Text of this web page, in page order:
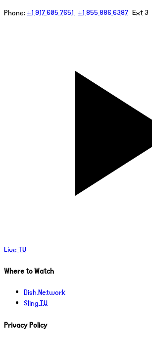
Phone:+1 917 605 7651 +1 855 886 6387 Ext 3
Live TV
Where to Watch
Dish Network
Sling TV
Privacy Policy